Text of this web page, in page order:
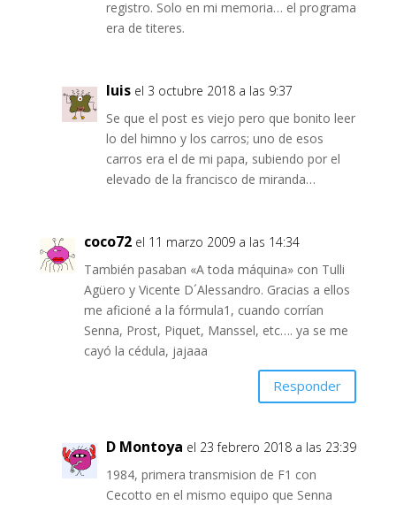
registro. Solo en mi memoria… el programa
era de titeres.
luis el 3 octubre 2018 a las 9:37
Se que el post es viejo pero que bonito leer
lo del himno y los carros; uno de esos
carros era el de mi papa, subiendo por el
elevado de la francisco de miranda…
coco72 el 11 marzo 2009 a las 14:34
También pasaban «A toda máquina» con Tulli
Agüero y Vicente D´Alessandro. Gracias a ellos
me aficioné a la fórmula1, cuando corrían
Senna, Prost, Piquet, Manssel, etc…. ya se me
cayó la cédula, jajaaa
Responder
D Montoya el 23 febrero 2018 a las 23:39
1984, primera transmision de F1 con
Cecotto en el mismo equipo que Senna